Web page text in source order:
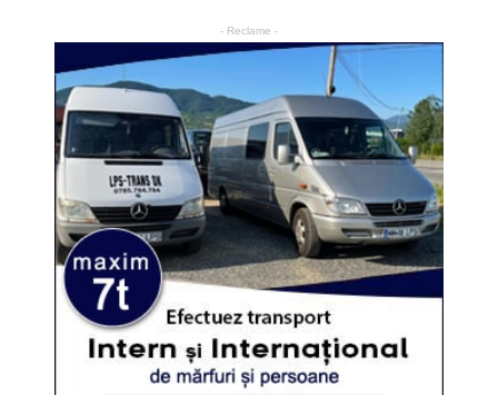
- Reclame -